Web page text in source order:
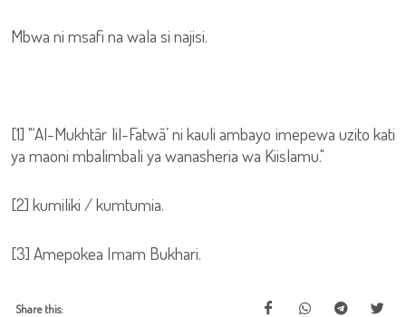
Mbwa ni msafi na wala si najisi.
[1] "‘Al-Mukhtār lil-Fatwā’ ni kauli ambayo imepewa uzito kati
ya maoni mbalimbali ya wanasheria wa Kiislamu."
[2] kumiliki / kumtumia.
[3] Amepokea Imam Bukhari.
Share this: